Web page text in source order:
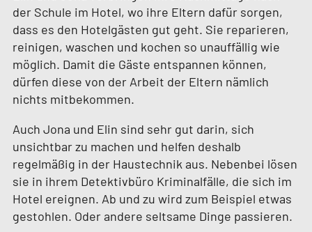
der Schule im Hotel, wo ihre Eltern dafür sorgen,
dass es den Hotelgästen gut geht. Sie reparieren,
reinigen, waschen und kochen so unauffällig wie
möglich. Damit die Gäste entspannen können,
dürfen diese von der Arbeit der Eltern nämlich
nichts mitbekommen.
Auch Jona und Elin sind sehr gut darin, sich
unsichtbar zu machen und helfen deshalb
regelmäßig in der Haustechnik aus. Nebenbei lösen
sie in ihrem Detektivbüro Kriminalfälle, die sich im
Hotel ereignen. Ab und zu wird zum Beispiel etwas
gestohlen. Oder andere seltsame Dinge passieren.